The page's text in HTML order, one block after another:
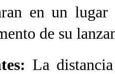
en un lugar
de su
La